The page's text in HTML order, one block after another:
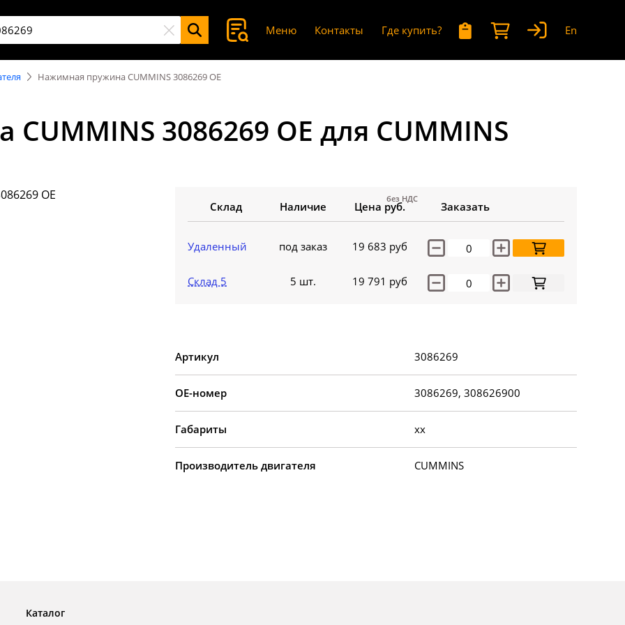
Меню Контакты Где купить? En
Нажимная пружина CUMMINS 3086269 OE
3086269 OE для CUMMINS
Склад Наличие Цена руб.
без НДС
Заказать
Удаленный под заказ 19 683 руб
Склад 5 5 шт. 19 791 руб
Артикул 3086269
OE-номер 3086269, 308626900
Габариты xx
Производитель двигателя CUMMINS
Каталог